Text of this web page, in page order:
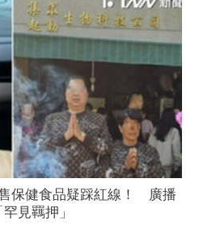
保健食品疑踩紅線！ 廣播
見羈押」